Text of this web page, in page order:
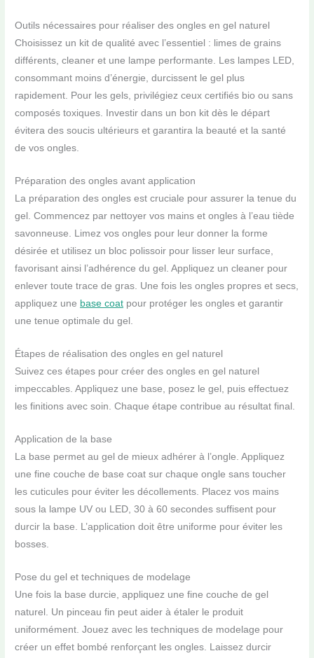
Outils nécessaires pour réaliser des ongles en gel naturel
Choisissez un kit de qualité avec l’essentiel : limes de grains
différents, cleaner et une lampe performante. Les lampes LED,
consommant moins d’énergie, durcissent le gel plus
rapidement. Pour les gels, privilégiez ceux certifiés bio ou sans
composés toxiques. Investir dans un bon kit dès le départ
évitera des soucis ultérieurs et garantira la beauté et la santé
de vos ongles.
Préparation des ongles avant application
La préparation des ongles est cruciale pour assurer la tenue du
gel. Commencez par nettoyer vos mains et ongles à l’eau tiède
savonneuse. Limez vos ongles pour leur donner la forme
désirée et utilisez un bloc polissoir pour lisser leur surface,
favorisant ainsi l’adhérence du gel. Appliquez un cleaner pour
enlever toute trace de gras. Une fois les ongles propres et secs,
appliquez une base coat pour protéger les ongles et garantir
une tenue optimale du gel.
Étapes de réalisation des ongles en gel naturel
Suivez ces étapes pour créer des ongles en gel naturel
impeccables. Appliquez une base, posez le gel, puis effectuez
les finitions avec soin. Chaque étape contribue au résultat final.
Application de la base
La base permet au gel de mieux adhérer à l’ongle. Appliquez
une fine couche de base coat sur chaque ongle sans toucher
les cuticules pour éviter les décollements. Placez vos mains
sous la lampe UV ou LED, 30 à 60 secondes suffisent pour
durcir la base. L’application doit être uniforme pour éviter les
bosses.
Pose du gel et techniques de modelage
Une fois la base durcie, appliquez une fine couche de gel
naturel. Un pinceau fin peut aider à étaler le produit
uniformément. Jouez avec les techniques de modelage pour
créer un effet bombé renforçant les ongles. Laissez durcir